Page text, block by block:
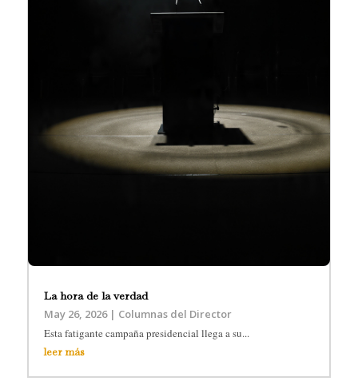
La hora de la verdad
May 26, 2026| Columnas del Director
Esta fatigante campaña presidencial llega a su...
leer más